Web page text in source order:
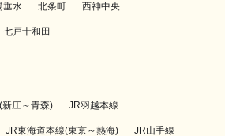
垂水 北条町 西神中央
七戸十和田
庄～青森) JR羽越本線
JR東海道本線(東京～熱海) JR山手線